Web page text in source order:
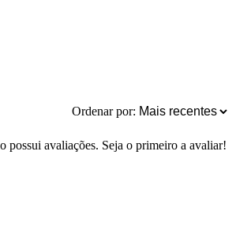
Ordenar por:
possui avaliações. Seja o primeiro a avaliar!